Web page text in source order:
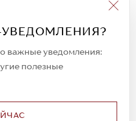
УВЕДОМЛЕНИЯ?
важные уведомления:
полезные
акций и